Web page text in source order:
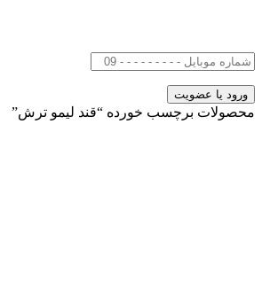
محصولات برچسب خورده “قند لیمو ترش”